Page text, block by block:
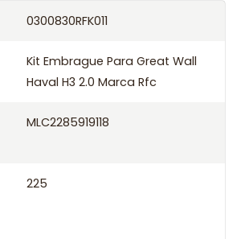
de confirmación.
0300830RFK011
Kit Embrague Para Great Wall
Haval H3 2.0 Marca Rfc
MLC2285919118
225